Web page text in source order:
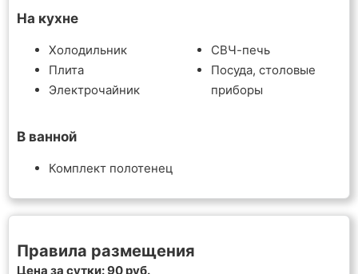
На кухне
Холодильник
Плита
Электрочайник
СВЧ-печь
Посуда, столовые
приборы
В ванной
Комплект полотенец
Правила размещения
Цена за сутки: 90 руб.